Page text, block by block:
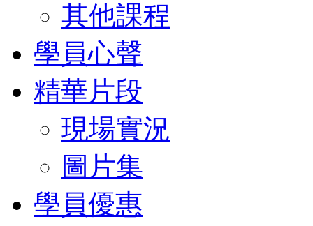
其他課程
學員心聲
精華片段
現場實況
圖片集
學員優惠